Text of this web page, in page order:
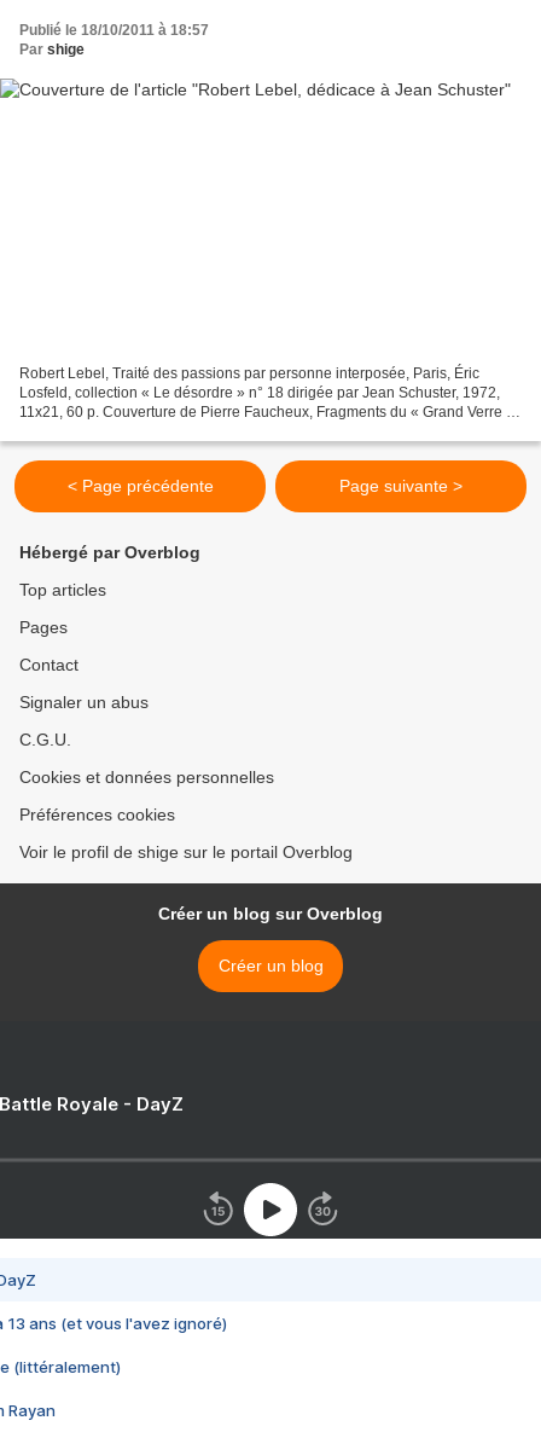
Publié le 18/10/2011 à 18:57
Par shige
Robert Lebel, Traité des passions par personne interposée, Paris, Éric
Losfeld, collection « Le désordre » n° 18 dirigée par Jean Schuster, 1972,
11x21, 60 p. Couverture de Pierre Faucheux, Fragments du « Grand Verre »
< Page précédente Page suivante >
Hébergé par Overblog
Top articles
Pages
Contact
Signaler un abus
C.G.U.
Cookies et données personnelles
Préférences cookies
Voir le profil de shige sur le portail Overblog
Créer un blog sur Overblog
Créer un blog
Royale - DayZ
13 ans (et vous l'avez ignoré)
(littéralement)
Rayan